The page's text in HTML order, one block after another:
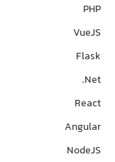
PHP
VueJS
Flask
Net.
React
Angular
NodeJS